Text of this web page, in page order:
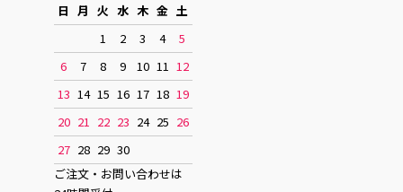
日
月 火 水 木 金 土
1
2 3 4
5
6
7 8 9 10 11
12
13 14 15 16 17 18 19
20 21 22 23 24 25 26
27 28 29 30
ご注文・お問い合わせは